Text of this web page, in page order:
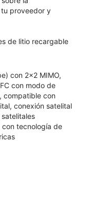
proveedor y
de litio recargable
con 2x2 MIMO,
con modo de
compatible con
conexión satelital
con tecnología de